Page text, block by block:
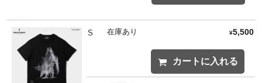
S 在庫あり ¥5,500
カートに入れる